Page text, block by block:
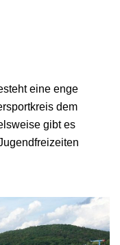
eine enge
dem
gibt es